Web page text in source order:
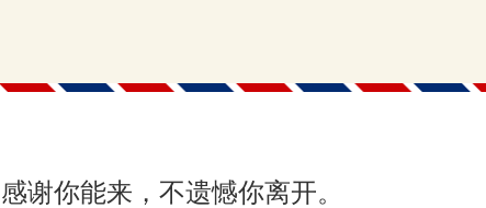
感谢你能来，不遗憾你离开。